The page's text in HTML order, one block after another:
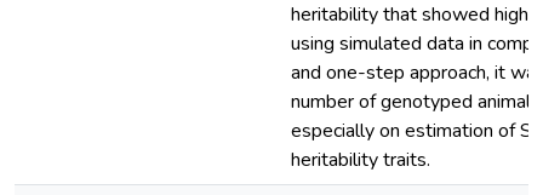
heritability that showed
using simulated data in
and one-step approach, it
number of genotyped
especially on estimation of
heritability traits.